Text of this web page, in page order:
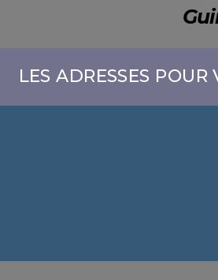
LES ADRESSES